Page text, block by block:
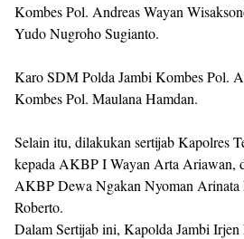
Kombes Pol. Andreas Wayan
Yudo Nugroho Sugianto.
Karo SDM Polda Jambi Kombes Pol.
Kombes Pol. Maulana Hamdan.
Selain itu, dilakukan sertijab Kapolres
kepada AKBP I Wayan Arta Ariawan,
AKBP Dewa Ngakan Nyoman
Roberto.
Dalam Sertijab ini, Kapolda Jambi